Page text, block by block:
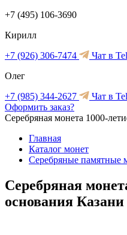
+7 (495) 106-3690
Кирилл
+7 (926) 306-7474
Чат в
Олег
+7 (985) 344-2627
Чат в
Оформить заказ?
Серебряная монета 1000-
Главная
Каталог монет
Серебряные
Серебряная
основания Казани